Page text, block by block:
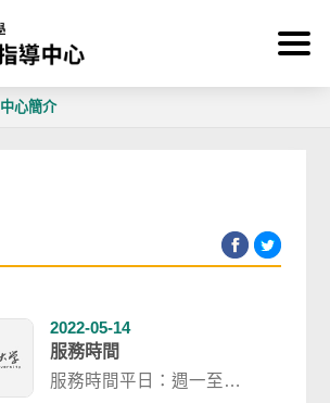
中心簡介
2022-05-14
服務時間
服務時間平日：週一至週